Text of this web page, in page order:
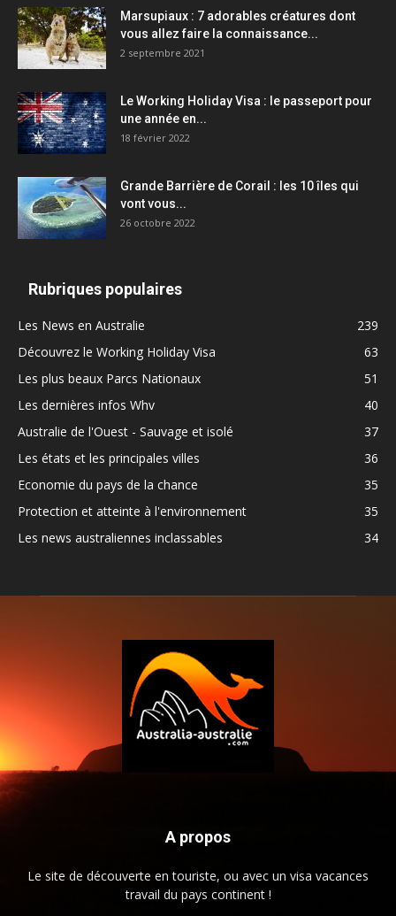
Marsupiaux : 7 adorables créatures dont
vous allez faire la connaissance...
2 septembre 2021
Le Working Holiday Visa : le passeport pour
une année en...
18 février 2022
Grande Barrière de Corail : les 10 îles qui
vont vous...
26 octobre 2022
Rubriques populaires
Les News en Australie
239
Découvrez le Working Holiday Visa
63
Les plus beaux Parcs Nationaux
51
Les dernières infos Whv
40
Australie de l'Ouest - Sauvage et isolé
37
Les états et les principales villes
36
Economie du pays de la chance
35
Protection et atteinte à l'environnement
35
Les news australiennes inclassables
34
A propos
Le site de découverte en touriste, ou avec un visa vacances
travail du pays continent !